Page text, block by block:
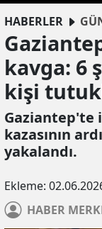
HABERLER
kavga: 6
kişi
Gaziantep'te
kazasının
yakalandı.
Ekleme:
HABER